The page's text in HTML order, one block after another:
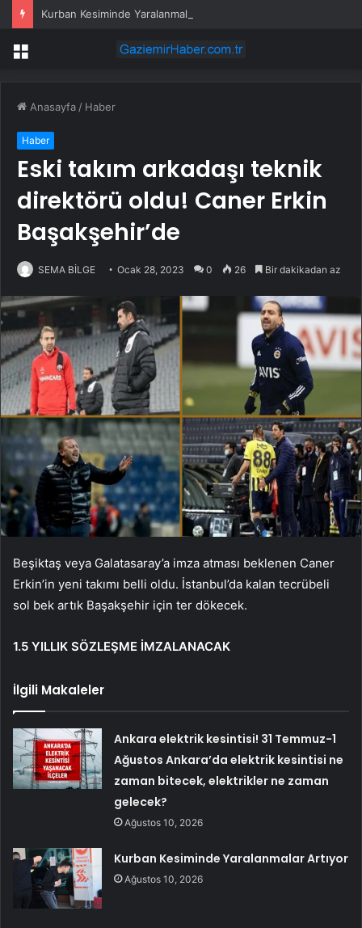
Kurban Kesiminde Yaralanmalar Artıyor
Menü
Anasayfa / Haber
Haber
Eski takım arkadaşı teknik
direktörü oldu! Caner Erkin
Başakşehir’de
SEMA BİLGE Ocak 28, 2023 0 26 Bir dakikadan az
Beşiktaş veya Galatasaray’a imza atması beklenen Caner
Erkin’in yeni takımı belli oldu. İstanbul’da kalan tecrübeli
sol bek artık Başakşehir için ter dökecek.
1.5 YILLIK SÖZLEŞME İMZALANACAK
İlgili Makaleler
Ankara elektrik kesintisi! 31 Temmuz-1
Ağustos Ankara’da elektrik kesintisi ne
zaman bitecek, elektrikler ne zaman
gelecek?
Ağustos 10, 2026
Kurban Kesiminde Yaralanmalar Artıyor
Ağustos 10, 2026